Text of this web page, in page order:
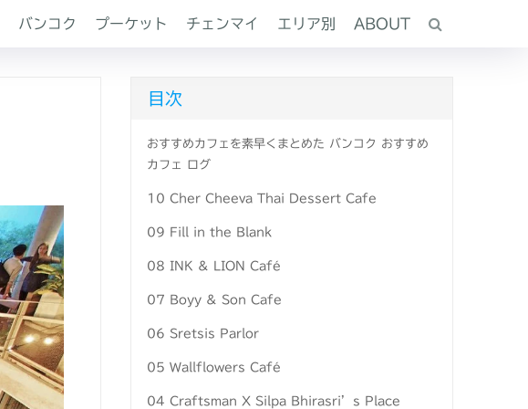
バンコク プーケット チェンマイ エリア別 ABOUT
目次
おすすめカフェを素早くまとめた バンコク おすすめ
カフェ ログ
10 Cher Cheeva Thai Dessert Cafe
09 Fill in the Blank
08 INK & LION Café
07 Boyy & Son Cafe
06 Sretsis Parlor
05 Wallflowers Café
04 Craftsman X Silpa Bhirasri’s Place